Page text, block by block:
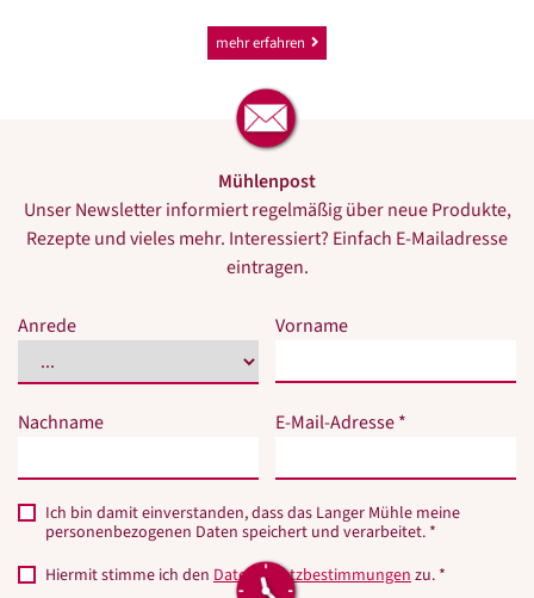
mehr erfahren
Mühlenpost
Unser Newsletter informiert regelmäßig über neue Produkte,
Rezepte und vieles mehr. Interessiert? Einfach E-Mailadresse
eintragen.
Bitte
Feld
nicht
Bitte
Feld
nicht
Anrede Vorname
Nachname E-Mail-Adresse *
Ich bin damit einverstanden, dass das Langer Mühle meine
personenbezogenen Daten speichert und verarbeitet. *
Hiermit stimme ich den Datenschutzbestimmungenzu. *